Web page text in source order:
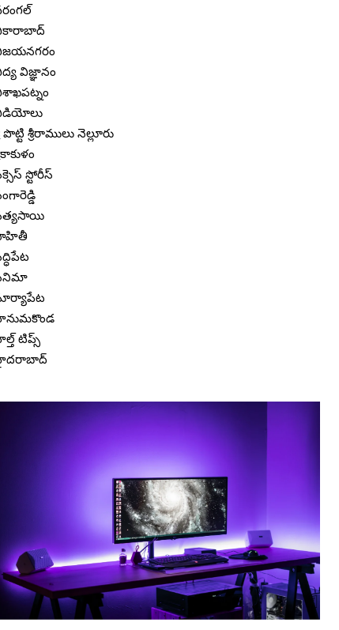
విజ్ఞానం
పొట్టి శ్రీరాములు నెల్లూరు
స్టోరీస్
టిప్స్